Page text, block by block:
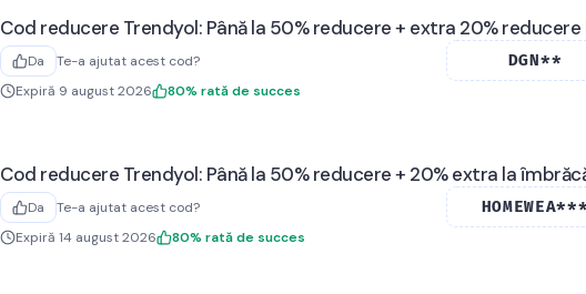
Cod reducere Trendyol: Până la 50% reducere + extra 20%
Da Te-a ajutat acest cod? DGN**
Expiră 9 august 2026 80% rată de succes
Cod reducere Trendyol: Până la 50% reducere + 20% extra la
Da Te-a ajutat acest cod? HOMEWEA***
Expiră 14 august 2026 80% rată de succes